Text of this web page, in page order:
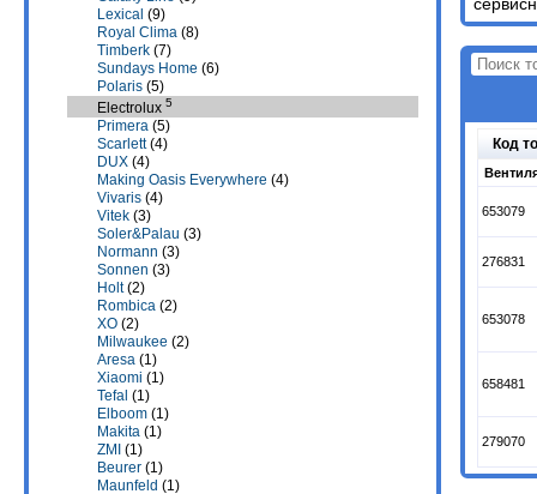
Lexical (9)
Royal Clima (8)
Timberk (7)
Sundays Home (6)
Polaris (5)
Electrolux 5
Primera (5)
Scarlett(4)
DUX (4)
Making Oasis Everywhere (4)
Vivaris (4)
Vitek (3)
Soler&Palau (3)
Normann (3)
Sonnen (3)
Holt(2)
Rombica (2)
XO (2)
Milwaukee (2)
Aresa (1)
Xiaomi (1)
Tefal (1)
Elboom (1)
Makita (1)
ZMI (1)
Beurer (1)
Maunfeld (1)
Код
653079
276831
653078
658481
279070